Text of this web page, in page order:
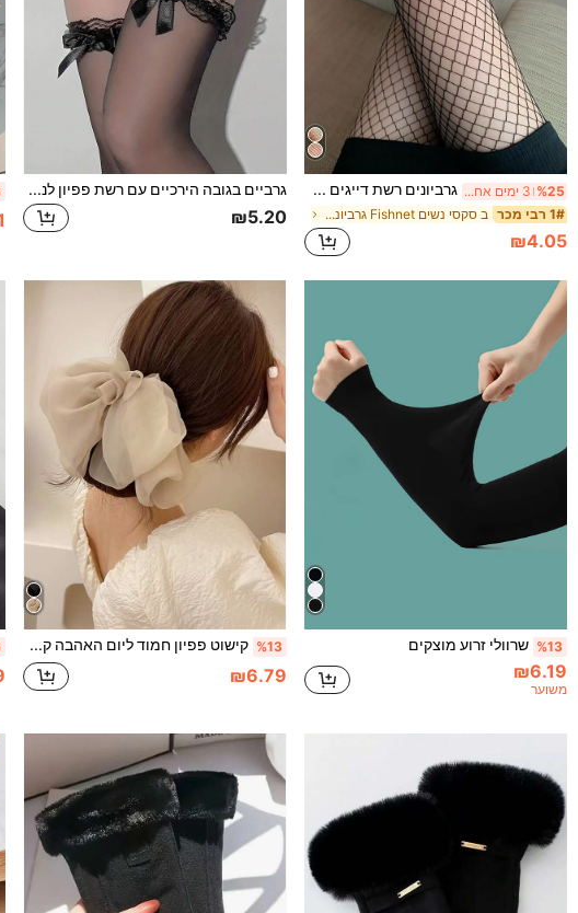
%25 3 ימים אחרונים גרביונים רשת דייגים מוצקים
1# רבי מכר ב סקסי נשים Fishnet גרביונים
₪4.05
גרביים בגובה הירכיים עם רשת פפיון לנשים, מתאימות לשילוב עם חצאיות מיני, מתנה לחג המולד
₪5.20
%13 שרוולי זרוע מוצקים
₪6.19
משוער
%13 קישוט פפיון חמוד ליום האהבה קליפס לשיער צרפתי, אביזר לשיער, סיכת ראש, אביזרי ראש
₪6.79